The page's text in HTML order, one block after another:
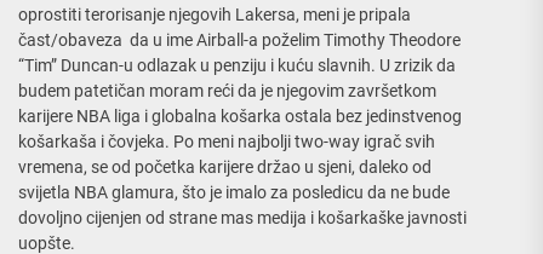
oprostiti terorisanje njegovih Lakersa, meni je pripala
čast/obaveza da u ime Airball-a poželim Timothy Theodore
“Tim” Duncan-u odlazak u penziju i kuću slavnih. U zrizik da
budem patetičan moram reći da je njegovim završetkom
karijere NBA liga i globalna košarka ostala bez jedinstvenog
košarkaša i čovjeka. Po meni najbolji two-way igrač svih
vremena, se od početka karijere držao u sjeni, daleko od
svijetla NBA glamura, što je imalo za posledicu da ne bude
dovoljno cijenjen od strane mas medija i košarkaške javnosti
uopšte.